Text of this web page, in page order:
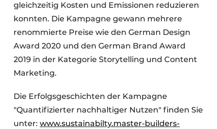
gleichzeitig Kosten und Emissionen reduzieren
konnten. Die Kampagne gewann mehrere
renommierte Preise wie den German Design
Award 2020 und den German Brand Award
2019 in der Kategorie Storytelling und Content
Marketing.
Die Erfolgsgeschichten der Kampagne
"Quantifizierter nachhaltiger Nutzen" finden Sie
unter: www.sustainabilty.master-builders-